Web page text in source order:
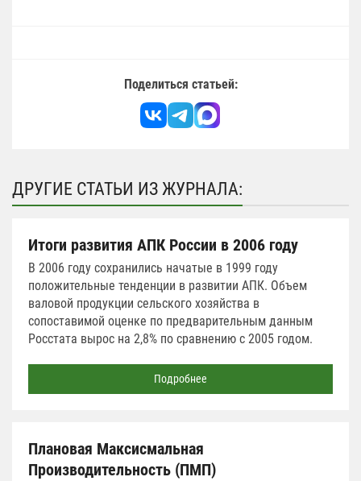
Поделиться статьей:
ДРУГИЕ СТАТЬИ ИЗ ЖУРНАЛА:
Итоги развития АПК России в 2006 году
В 2006 году сохранились начатые в 1999 году
положительные тенденции в развитии АПК. Объем
валовой продукции сельского хозяйства в
сопоставимой оценке по предварительным данным
Росстата вырос на 2,8% по сравнению с 2005 годом.
Подробнее
Плановая Максисмальная
Производительность (ПМП)